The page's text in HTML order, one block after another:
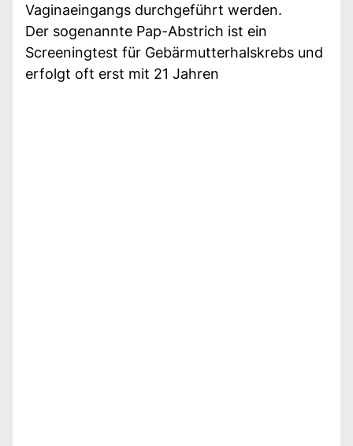
Vaginaeingangs durchgeführt werden.
Der sogenannte Pap-Abstrich ist ein
Screeningtest für Gebärmutterhalskrebs und
erfolgt oft erst mit 21 Jahren